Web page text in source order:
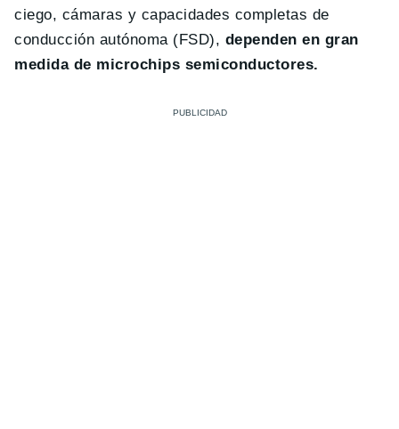
ciego, cámaras y capacidades completas de
conducción autónoma (FSD), dependen en gran
medida de microchips semiconductores.